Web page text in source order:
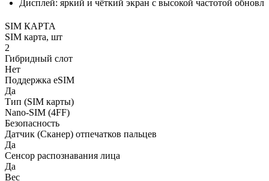
Дисплей: яркий и чёткий экран с высокой частотой
SIM КАРТА
SIM карта, шт
2
Гибридный слот
Нет
Поддержка eSIM
Да
Тип (SIM карты)
Nano-SIM (4FF)
Безопасность
Датчик (Сканер) отпечатков пальцев
Да
Сенсор распознавания лица
Да
Вес